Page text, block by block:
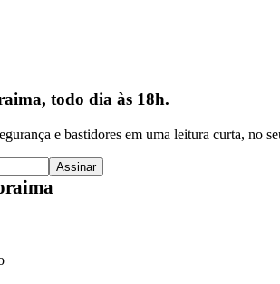
todo dia às 18h.
e bastidores em uma leitura curta, no
Assinar